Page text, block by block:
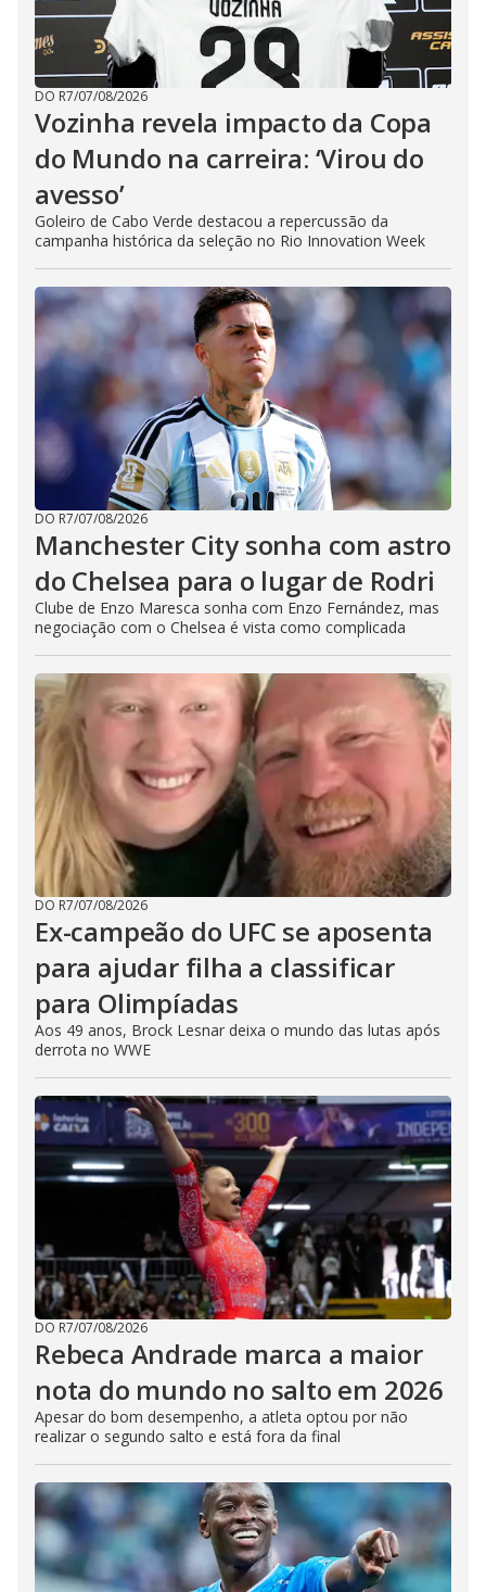
DO R7/07/08/2026
Vozinha revela impacto da Copa
do Mundo na carreira: ‘Virou do
avesso’
Goleiro de Cabo Verde destacou a repercussão da
campanha histórica da seleção no Rio Innovation Week
DO R7/07/08/2026
Manchester City sonha com astro
do Chelsea para o lugar de Rodri
Clube de Enzo Maresca sonha com Enzo Fernández, mas
negociação com o Chelsea é vista como complicada
DO R7/07/08/2026
Ex-campeão do UFC se aposenta
para ajudar filha a classificar
para Olimpíadas
Aos 49 anos, Brock Lesnar deixa o mundo das lutas após
derrota no WWE
DO R7/07/08/2026
Rebeca Andrade marca a maior
nota do mundo no salto em 2026
Apesar do bom desempenho, a atleta optou por não
realizar o segundo salto e está fora da final